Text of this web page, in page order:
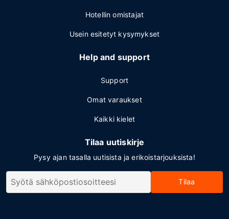
Hotellin omistajat
Usein esitetyt kysymykset
Help and support
Support
Omat varaukset
Kaikki kielet
Tilaa uutiskirje
Pysy ajan tasalla uutisista ja erikoistarjouksista!
Tilaa